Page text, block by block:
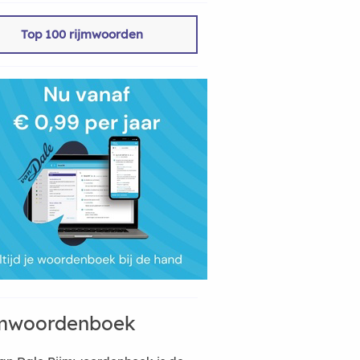
Top 100 rijmwoorden